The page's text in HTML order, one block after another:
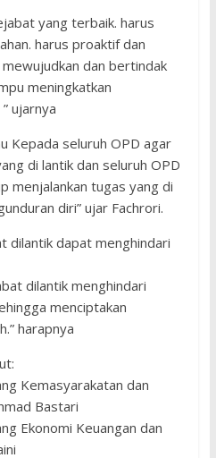
yang terbaik. harus
harus proaktif dan
dan bertindak
meningkatkan
ujarnya
Kepada seluruh OPD agar
di lantik dan seluruh OPD
menjalankan tugas yang di
diri” ujar Fachrori.
dilantik dapat menghindari
dilantik menghindari
menciptakan
harapnya
Kemasyarakatan dan
Bastari
Ekonomi Keuangan dan